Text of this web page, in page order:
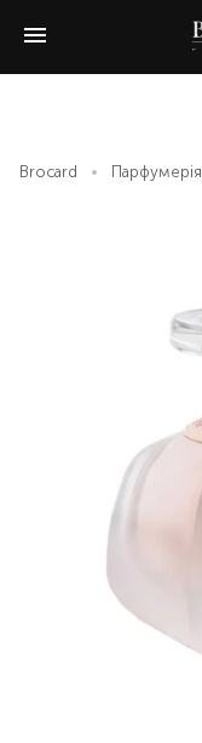
Brocard Парфумерія